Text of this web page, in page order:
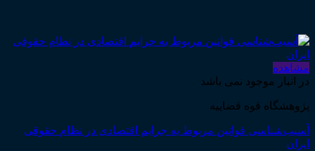
مشاهده
در انبار موجود نمی باشد
پژوهشگاه قوه قضاییه
آسیب‌شناسی قوانین مربوط به جرایم اقتصادی در نظام حقوقی
ایران